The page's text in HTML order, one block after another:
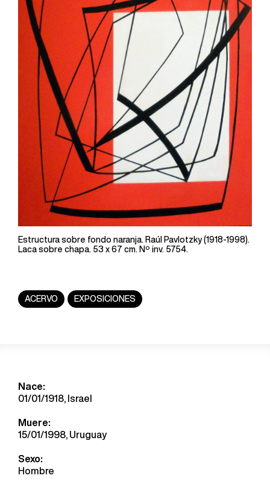
Estructura sobre fondo naranja. Raúl Pavlotzky (1918-1998).
Laca sobre chapa. 53 x 67 cm. Nº inv. 5754.
ACERVO EXPOSICIONES
Nace:
01/01/1918, Israel
Muere:
15/01/1998, Uruguay
Sexo:
Hombre